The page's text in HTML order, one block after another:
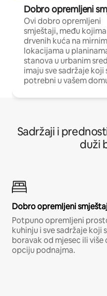
Dobro opremljeni
Ovi dobro opremljeni
smještaji, među
drvenih kuća na mirnim
lokacijama u
stanova u urbanim
imaju sve sadržaje koji
potrebni u vašem
Sadržaji i
duži
Dobro opremljeni
Potpuno opremljeni
kuhinju i sve sadržaje koji
boravak od mjesec ili više
opciju podnajma.